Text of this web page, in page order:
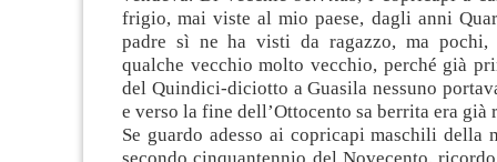
frigio, mai viste al mio paese, dagli anni
padre sì ne ha visti da ragazzo, ma pochi,
qualche vecchio molto vecchio, perché già
del Quindici-diciotto a Guasila nessuno
e verso la fine dell’Ottocento sa berrita era già
Se guardo adesso ai copricapi maschili della